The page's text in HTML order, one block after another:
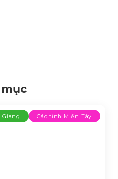
Giang Các tỉnh Miền Tây